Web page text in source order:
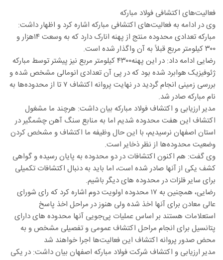
فعالیت‌های اکتشافی فولاد مبارکه
وی در ادامه به فعالیت‌های اکتشافی مبارکه اشاره کرد و اظهار داشت:
مبارکه تعدادی محدوده منتج از پهنه انارک دارد که به وسعت ۱۴هزار و
۳۰۰ کیلومتر مربع قبلاً به آن واگذار شده است.
رضایی ادامه داد: در این پهنه۴۳۰۰ کیلومتر مربع نیز پیشتر توسط مبارکه
ژئوفیزیک هوابرد شده بود که در پی آن تعدادی انومالی مشخص شده و
بررسی زمینی انجام گردید در نهایت پروانه اکتشاف ۷ تا از محدوده‌ها به
نام مبارکه صادر شد.
مدیر ارزیابی و اکتشاف فولاد مبارکه بیان داشت: هرچند ما مشغول
اکتشاف این هفت محدوده شدیم اما به منابع سنگ آهن چشمگیر در
استان اصفهان نرسیدیم، با این حال وظیفه ما اکتشاف و مشخص کردن
وضعیت محدوده‌ها از نظر ذخایر است.
وی گفت: هم اکنون اکتشافات در دو محدوده به پایان رسیده و گواهی
کشف یکی از آنها صادر شده است، اما باید به دنبال اکتشافات تکمیلی
برای سایر فلزات در محدوده های دیگر باشیم.
رضایی، همچنین به ۱۷ محدوده اولویت دوم اشاره کرد که رای شورای
عالی معادن برای آنها اخذ شده ولی هنوز در مراحل اخذ پاسخ
استعلامات هستند بر اساس عملیات پی‌جویی آنها محدوده های دارای
پتانسیل برای انجام مراحل اکتشاف عمومی و تفصیلی مشخص و به
محض صدور پروانه اکتشاف این فعالیت‌ها اجرا خواهند شد
مدیر ارزیابی و اکتشاف شرکت فولاد مبارکه اصفهان بیان داشت: در یکی